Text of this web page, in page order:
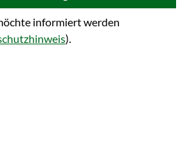
informiert werden
).